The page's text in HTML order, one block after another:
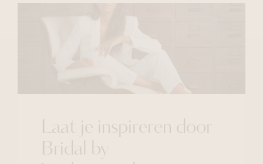
Laat je inspireren door
Bridal by